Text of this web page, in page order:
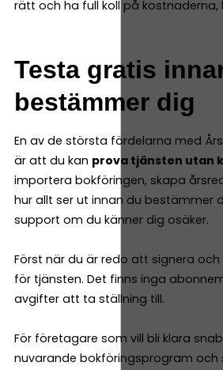
rätt och ha full koll på kostnaderna,
Testa gratis
bestämmer dig
En av de största fördelarna med
är att du kan prova tjänsten utan
importera bokföringen, skapa
hur allt ser ut innan du bestämmer
support om du känner dig osäker.
Först när du är redo att signera
för tjänsten. Det finns inga
avgifter att ta ställning till.
För företagare som vill bli klara
nuvarande bokföringsprogram och